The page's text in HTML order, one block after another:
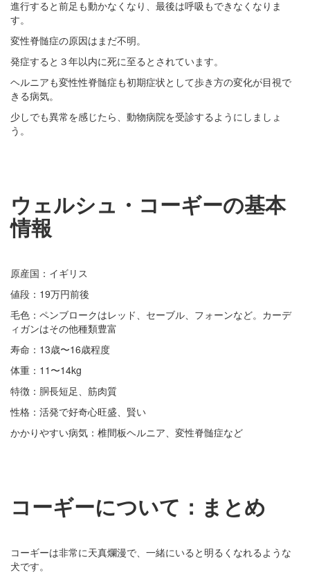
進行すると前足も動かなくなり、最後は呼吸もできなくなりま
す。
変性脊髄症の原因はまだ不明。
発症すると３年以内に死に至るとされています。
ヘルニアも変性性脊髄症も初期症状として歩き方の変化が目視で
きる病気。
少しでも異常を感じたら、動物病院を受診するようにしましょ
う。
ウェルシュ・コーギーの基本
情報
原産国：イギリス
値段：19万円前後
毛色：ペンブロークはレッド、セーブル、フォーンなど。カーデ
ィガンはその他種類豊富
寿命：13歳〜16歳程度
体重：11〜14kg
特徴：胴長短足、筋肉質
性格：活発で好奇心旺盛、賢い
かかりやすい病気：椎間板ヘルニア、変性脊髄症など
コーギーについて：まとめ
コーギーは非常に天真爛漫で、一緒にいると明るくなれるような
犬です。